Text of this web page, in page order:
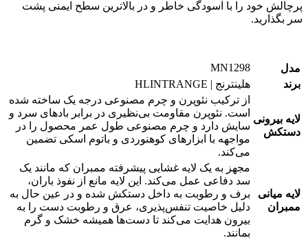
پرچالش خود را با آسودگی خاطر و در بالاترین سطح ایمنی پشت
سر بگذارید.
مدل
MN1298
برند
هلینترنج | HLINTRANGE
لایه بیرونی
دستکش
از ترکیب نئوپرن و چرم مصنوعی درجه یک ساخته شده
است. نئوپرن مقاومت بی‌نظیری در برابر بادهای سرد و
سایش دارد و چرم مصنوعی طول عمر محصول را در
مواجهه با ابزارهای کوهنوردی و باتوم اسکی تضمین
می‌کند.
لایه میانی
ممبران
مجهز به یک لایه غشایی پیشرفته ممبران که مانند یک
سد دفاعی عمل می‌کند. این لایه مانع از نفوذ باران،
برف و رطوبت به داخل دستکش شده و در عین حال به
دلیل خاصیت تنفس‌پذیری، عرق و رطوبت دست را به
بیرون هدایت می‌کند تا دست‌ها همیشه خشک و گرم
بمانند.